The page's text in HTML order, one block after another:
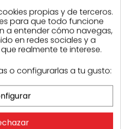
propias y de terceros.
para que todo funcione
a entender cómo navegas,
en redes sociales y a
realmente te interese.
o configurarlas a tu gusto: